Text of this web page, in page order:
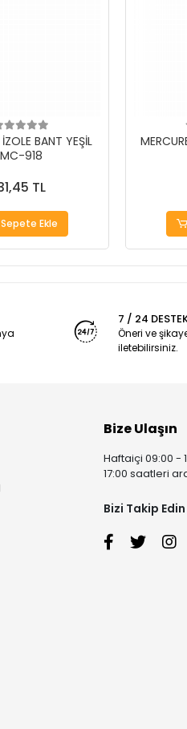
BANT YEŞİL
MC-918
TL
Sepete Ekle
7 / 24
Öneri ve
iletebilirsiniz.
Bize Ulaşın
Haftaiçi 09:00 -
17:00 saatleri
Bizi Takip Edin